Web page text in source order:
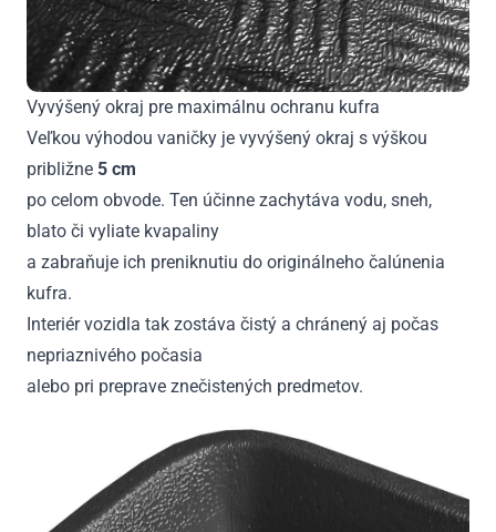
Vyvýšený okraj pre maximálnu ochranu kufra
Veľkou výhodou vaničky je vyvýšený okraj s výškou
približne 5 cm
po celom obvode. Ten účinne zachytáva vodu, sneh,
blato či vyliate kvapaliny
a zabraňuje ich preniknutiu do originálneho čalúnenia
kufra.
Interiér vozidla tak zostáva čistý a chránený aj počas
nepriaznivého počasia
alebo pri preprave znečistených predmetov.